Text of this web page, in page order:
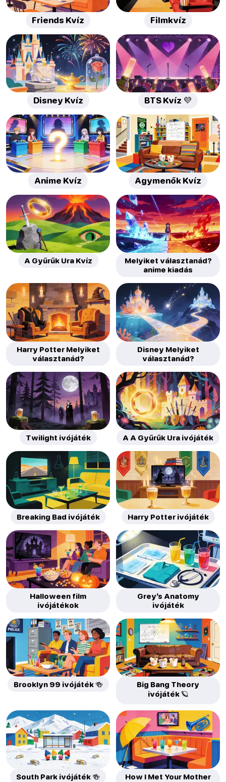
Friends Kvíz Filmkvíz
Disney Kvíz BTS Kvíz 💜
Anime Kvíz Agymenők Kvíz
A Gyűrűk Ura Kvíz
Melyiket választanád?
anime kiadás
Harry Potter Melyiket
választanád?
Disney Melyiket
választanád?
Twilight ivójáték A A Gyűrűk Ura ivójáték
Breaking Bad ivójáték Harry Potter ivójáték
Halloween film
ivójátékok
Grey’s Anatomy
ivójáték
Brooklyn 99 ivójáték 🍻
Big Bang Theory
ivójáték 🪐
South Park ivójáték 🍻
How I Met Your Mother